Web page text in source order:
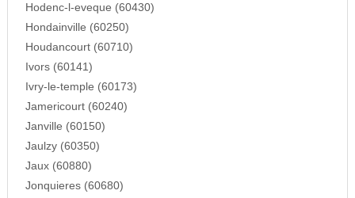
Hodenc-l-eveque (60430)
Hondainville (60250)
Houdancourt (60710)
Ivors (60141)
Ivry-le-temple (60173)
Jamericourt (60240)
Janville (60150)
Jaulzy (60350)
Jaux (60880)
Jonquieres (60680)